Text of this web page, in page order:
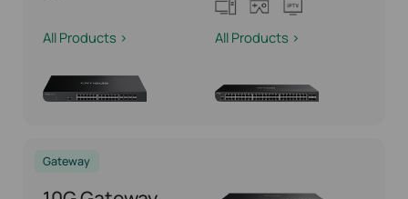
All Products > All Products >
Gateway